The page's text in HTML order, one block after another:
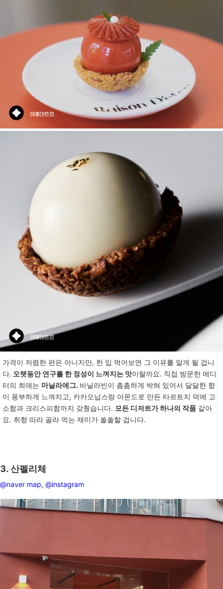
가격이 저렴한 편은 아니지만, 한 입 먹어보면 그 이유를 알게 될 겁니
다. 오랫동안 연구를 한 정성이 느껴지는 맛이랄까요. 직접 방문한 에디
터의 최애는 마닐라에그. 바닐라빈이 촘촘하게 박혀 있어서 달달한 향
이 풍부하게 느껴지고, 카카오닙스랑 아몬드로 만든 타르트지 덕에 고
소함과 크리스피함까지 갖췄습니다. 모든 디저트가 하나의 작품 같아
요. 취향 따라 골라 먹는 재미가 쏠쏠할 겁니다.
3. 산펠리체
@naver map, @instagram